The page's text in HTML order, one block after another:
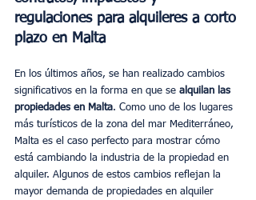
regulaciones para alquileres a corto
plazo en Malta
En los últimos años, se han realizado cambios
significativos en la forma en que se alquilan las
propiedades en Malta. Como uno de los lugares
más turísticos de la zona del mar Mediterráneo,
Malta es el caso perfecto para mostrar cómo
está cambiando la industria de la propiedad en
alquiler. Algunos de estos cambios reflejan la
mayor demanda de propiedades en alquiler